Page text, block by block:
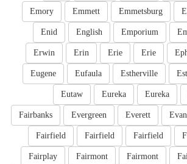
Emmetsburg
Emmett
Emory
Emporium
English
Enid
Erie
Erie
Erin
Erwin
Estherville
Eufaula
Eugene
Eureka
Eureka
Eutaw
Everett
Evergreen
Fairbanks
Fairfield
Fairfield
Fairfield
Fairmont
Fairmont
Fairplay